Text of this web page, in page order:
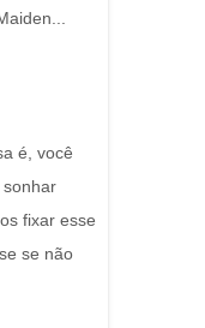
é, você
fixar esse
se não